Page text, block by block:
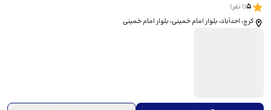
5
(
1 نفر)
کرج، احدآباد، بلوار امام خمینی، بلوار امام خمینی